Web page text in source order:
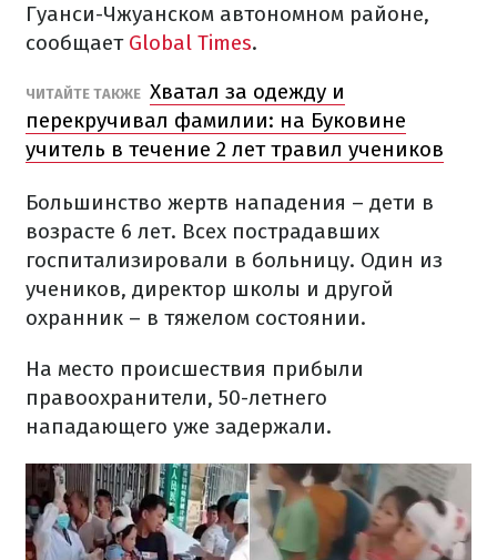
Гуанси-Чжуанском автономном районе,
сообщаетGlobal Times.
ЧИТАЙТЕ ТАКЖЕ Хватал за одежду и
перекручивал фамилии: на Буковине
учитель в течение 2 лет травил учеников
Большинство жертв нападения – дети в
возрасте 6 лет. Всех пострадавших
госпитализировали в больницу. Один из
учеников, директор школы и другой
охранник – в тяжелом состоянии.
На место происшествия прибыли
правоохранители, 50-летнего
нападающего уже задержали.